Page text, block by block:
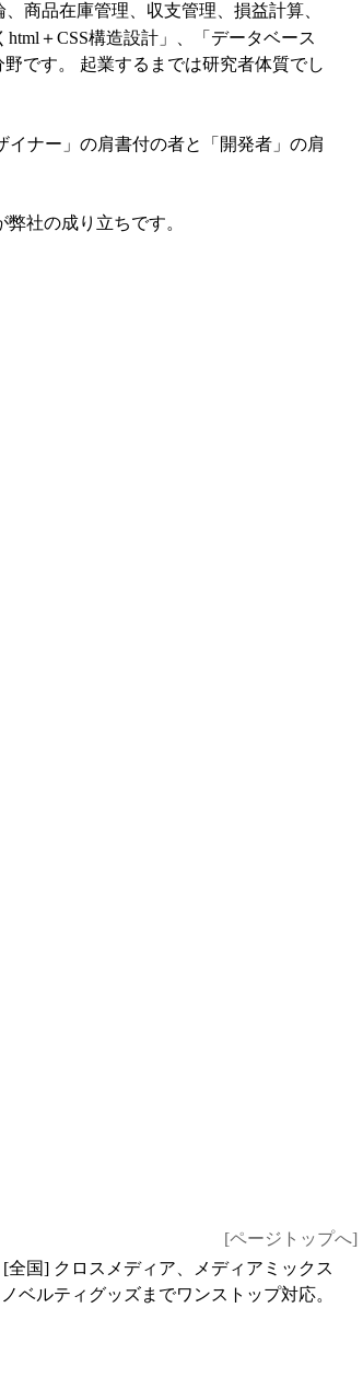
、商品在庫管理、収支管理、損益計算、
＋CSS構造設計」、「データベース
です。 起業するまでは研究者体質でし
ナー」の肩書付の者と「開発者」の肩
社の成り立ちです。
[ページトップへ]
[全国] クロスメディア、メディアミックス
ベルティグッズまでワンストップ対応。